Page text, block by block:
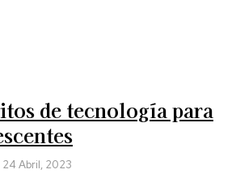
de tecnología para
24 Abril, 2023